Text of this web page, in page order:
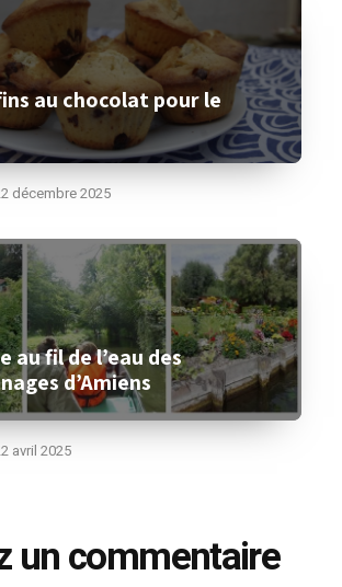
au chocolat pour le
décembre 2025
au fil de l’eau des
d’Amiens
avril 2025
un commentaire